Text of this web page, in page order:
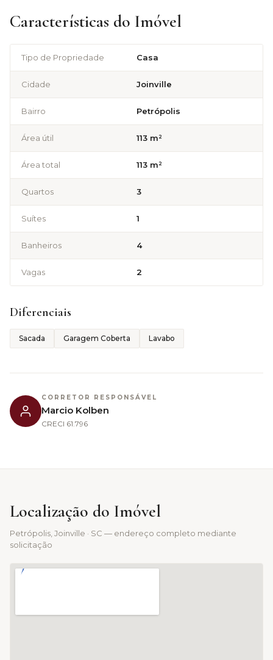
Características do Imóvel
Tipo de Propriedade Casa
Cidade Joinville
Bairro Petrópolis
Área útil 113 m²
Área total 113 m²
Quartos 3
Suítes 1
Banheiros 4
Vagas 2
Diferenciais
Sacada Garagem Coberta Lavabo
CORRETOR RESPONSÁVEL
Marcio Kolben
CRECI 61.796
Localização do Imóvel
Petrópolis , Joinville · SC — endereço completo mediante
solicitação